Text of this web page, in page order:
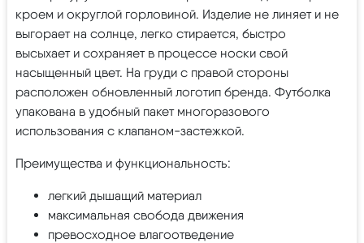
кроем и округлой горловиной. Изделие не линяет и не
выгорает на солнце, легко стирается, быстро
высыхает и сохраняет в процессе носки свой
насыщенный цвет. На груди с правой стороны
расположен обновленный логотип бренда. Футболка
упакована в удобный пакет многоразового
использования с клапаном-застежкой.
Преимущества и функциональность:
легкий дышащий материал
максимальная свобода движения
превосходное влагоотведение